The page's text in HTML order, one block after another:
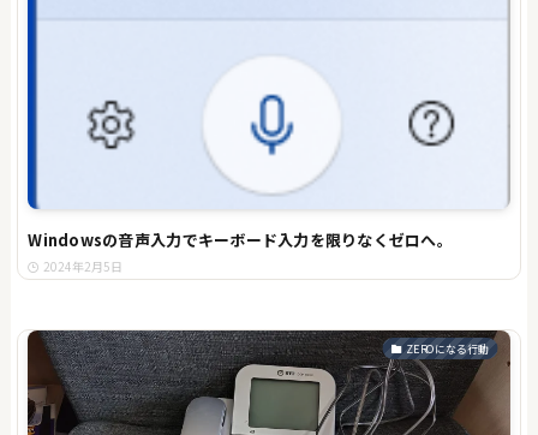
Windowsの音声入力でキーボード入力を限りなくゼロへ。
2024年2月5日
ZEROになる行動